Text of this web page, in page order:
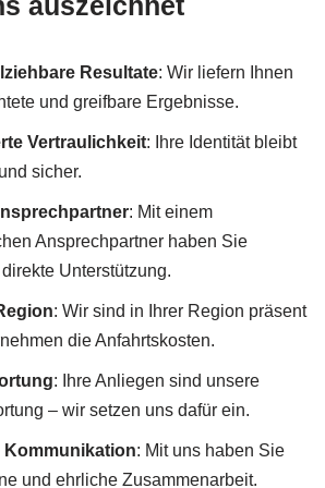
Resultate: Wir liefern Ihnen
und greifbare Ergebnisse.
Vertraulichkeit: Ihre Identität bleibt
sicher.
: Mit einem
Ansprechpartner haben Sie
Unterstützung.
: Wir sind in Ihrer Region präsent
die Anfahrtskosten.
: Ihre Anliegen sind unsere
– wir setzen uns dafür ein.
Kommunikation: Mit uns haben Sie
und ehrliche Zusammenarbeit.